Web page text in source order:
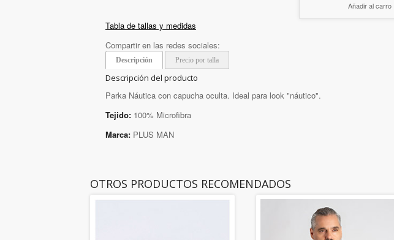
Añadir al carro
Tabla de tallas y medidas
Compartir en las redes sociales:
Descripción Precio por talla
Descripción del producto
Parka Náutica con capucha oculta. Ideal para look "náutico".
Tejido: 100% Microfibra
Marca: PLUS MAN
OTROS PRODUCTOS RECOMENDADOS